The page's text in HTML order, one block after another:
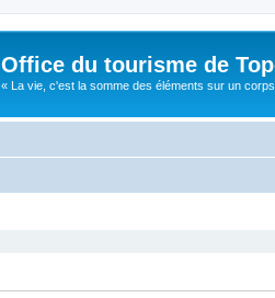
Office du tourisme de
« La vie, c'est la somme des éléments sur un